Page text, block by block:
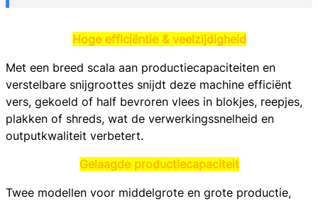
Hoge efficiëntie & veelzijdigheid
Met een breed scala aan productiecapaciteiten en
verstelbare snijgroottes snijdt deze machine efficiënt
vers, gekoeld of half bevroren vlees in blokjes, reepjes,
plakken of shreds, wat de verwerkingssnelheid en
outputkwaliteit verbetert.
Gelaagde productiecapaciteit
Twee modellen voor middelgrote en grote productie,